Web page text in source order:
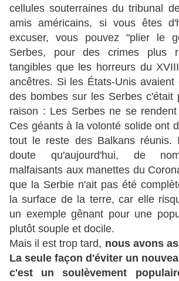
cellules souterraines du tribunal
amis américains, si vous êtes
excuser, vous pouvez "plier le
Serbes, pour des crimes plus
tangibles que les horreurs du
ancêtres. Si les États-Unis avaient
des bombes sur les Serbes c'était
raison : Les Serbes ne se
Ces géants à la volonté solide ont
tout le reste des Balkans réunis.
doute qu'aujourd'hui, de
malfaisants aux manettes du
que la Serbie n'ait pas été
la surface de la terre, car elle
un exemple gênant pour une
plutôt souple et docile.
Mais il est trop tard, nous avons
La seule façon d'éviter un
c'est un soulèvement